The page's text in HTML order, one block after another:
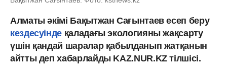
Алматы әкімі Бақытжан Сағынтаев есеп беру
кездесуінде қаладағы экологияны жақсарту
үшін қандай шаралар қабылданып жатқанын
айтты деп хабарлайды KAZ.NUR.KZ тілшісі.